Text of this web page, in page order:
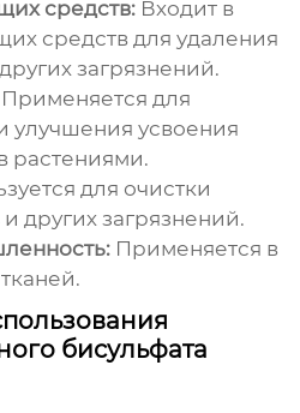
средств: Входит в
средств для удаления
загрязнений.
Применяется для
улучшения усвоения
растениями.
для очистки
других загрязнений.
Применяется в
бисульфата